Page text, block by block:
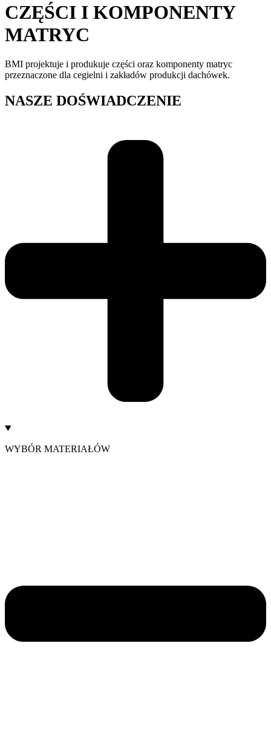
CZĘŚCI I KOMPONENTY
MATRYC
BMI projektuje i produkuje części oraz komponenty matryc
przeznaczone dla cegielni i zakładów produkcji dachówek.
NASZE DOŚWIADCZENIE
WYBÓR MATERIAŁÓW